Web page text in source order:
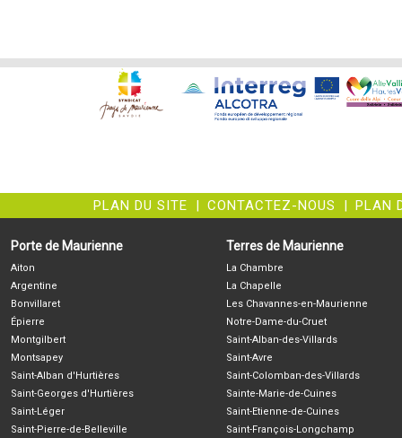
PLAN DU SITE | CONTACTEZ-NOUS | PLAN
Porte de Maurienne
Aiton
Argentine
Bonvillaret
Épierre
Montgilbert
Montsapey
Saint-Alban d'Hurtières
Saint-Georges d'Hurtières
Saint-Léger
Saint-Pierre-de-Belleville
Terres de Maurienne
La Chambre
La Chapelle
Les Chavannes-en-Maurienne
Notre-Dame-du-Cruet
Saint-Alban-des-Villards
Saint-Avre
Saint-Colomban-des-Villards
Sainte-Marie-de-Cuines
Saint-Etienne-de-Cuines
Saint-François-Longchamp